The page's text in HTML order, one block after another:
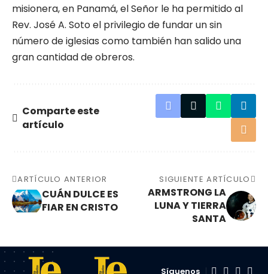
misionera, en Panamá, el Señor le ha permitido al
Rev. José A. Soto el privilegio de fundar un sin
número de iglesias como también han salido una
gran cantidad de obreros.
Comparte este
artículo
ARTÍCULO ANTERIOR
CUÁN DULCE ES
FIAR EN CRISTO
SIGUIENTE ARTÍCULO
ARMSTRONG LA
LUNA Y TIERRA
SANTA
Síguenos